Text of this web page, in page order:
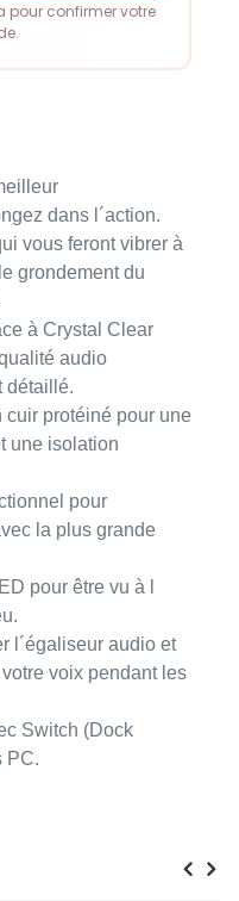
pour confirmer votre
dans l´action.
vous feront vibrer à
grondement du
à Crystal Clear
audio
détaillé.
protéiné pour une
une isolation
pour
la plus grande
pour être vu à l
l´égaliseur audio et
voix pendant les
Switch (Dock
PC.